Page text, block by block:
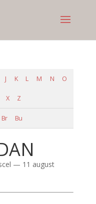
J K L M N O
X Z
Br Bu
— 11 august